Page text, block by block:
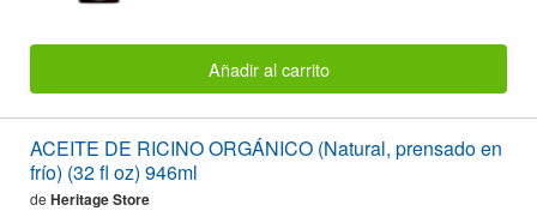
Añadir al carrito
ACEITE DE RICINO ORGÁNICO (Natural, prensado en
frío) (32 fl oz) 946ml
de Heritage Store